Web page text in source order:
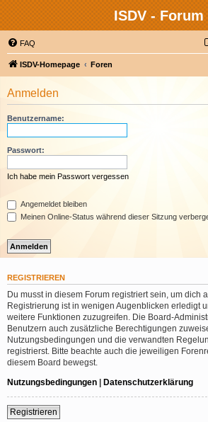
ISDV - Forum
FAQ
ISDV-Homepage Foren
Anmelden
Benutzername:
Passwort:
Ich habe mein Passwort vergessen
Angemeldet bleiben
Meinen Online-Status während dieser Sitzung
REGISTRIEREN
Du musst in diesem Forum registriert sein, um dich
Registrierung ist in wenigen Augenblicken erledigt
weitere Funktionen zuzugreifen. Die Board-
Benutzern auch zusätzliche Berechtigungen
Nutzungsbedingungen und die verwandten
registrierst. Bitte beachte auch die jeweiligen
diesem Board bewegst.
Nutzungsbedingungen | Datenschutzerklärung
Registrieren